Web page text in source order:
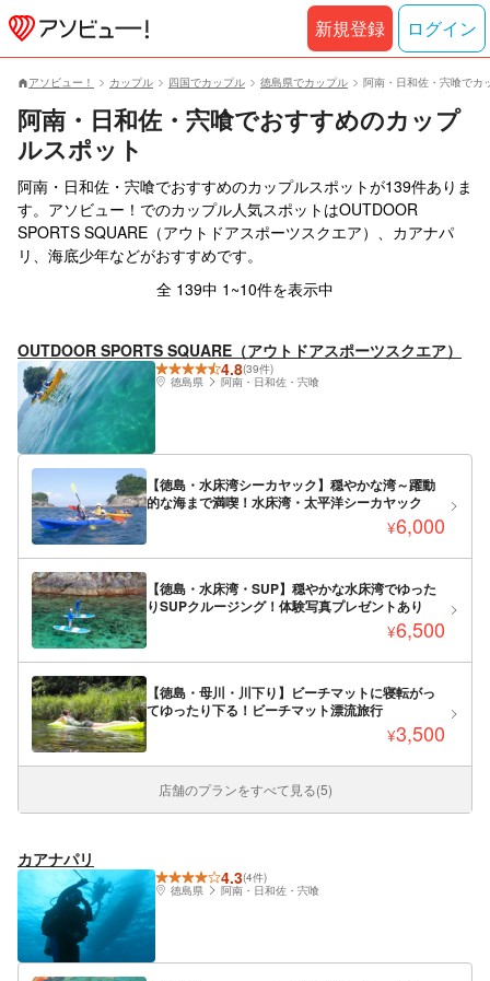
アソビュー！ カップル 四国でカップル 徳島県でカップル 阿南・日和佐・宍喰でカ
阿南・日和佐・宍喰でおすすめのカップ
ルスポット
阿南・日和佐・宍喰でおすすめのカップルスポットが139件ありま
す。アソビュー！でのカップル人気スポットはOUTDOOR
SPORTS SQUARE（アウトドアスポーツスクエア）、カアナパ
リ、海底少年などがおすすめです。
全 139中 1~10件を表示中
OUTDOOR SPORTS SQUARE（アウトドアスポーツスクエア）
4.8(39件)
徳島県
阿南・日和佐・宍喰
【徳島・水床湾シーカヤック】穏やかな湾～躍動
的な海まで満喫！水床湾・太平洋シーカヤック
¥6,000
【徳島・水床湾・SUP】穏やかな水床湾でゆった
りSUPクルージング！体験写真プレゼントあり
¥6,500
【徳島・母川・川下り】ビーチマットに寝転がっ
てゆったり下る！ビーチマット漂流旅行
¥3,500
店舗のプランをすべて見る(5)
カアナパリ
4.3(4件)
徳島県
阿南・日和佐・宍喰
新規登録 ログイン